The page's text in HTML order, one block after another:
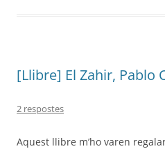
[Llibre] El Zahir, Pablo
2 respostes
Aquest llibre m’ho varen